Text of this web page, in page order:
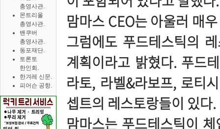
총영사관.
몬트리올
총영사관.
밴쿠버
총영사관.
동포재단.
토론토
한인회.
한겨레 신문.
피어슨 공항.
맘마스 CEO는 아울러 매
그럼에도 푸드테스틱의
계획이라고 밝혔다. 푸드
라토, 라벨&라보프, 로티
셉트의 레스토랑들이 있다.
맘마스는 푸드테스틱이